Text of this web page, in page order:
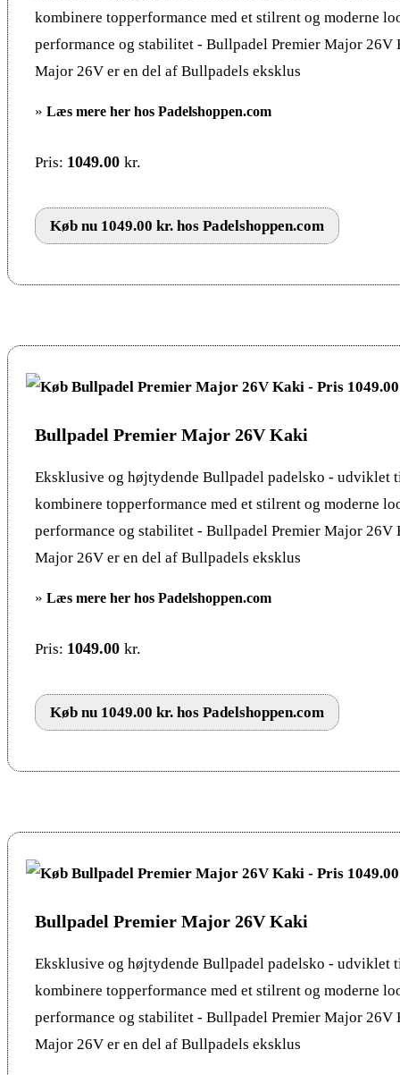
kombinere topperformance med et stilrent og moderne
performance og stabilitet - Bullpadel Premier Major 26V
Major 26V er en del af Bullpadels eksklus
» Læs mere her hos Padelshoppen.com
Pris: 1049.00 kr.
Køb nu 1049.00 kr. hos Padelshoppen.com
Bullpadel Premier Major 26V Kaki
Eksklusive og højtydende Bullpadel padelsko - udviklet
kombinere topperformance med et stilrent og moderne
performance og stabilitet - Bullpadel Premier Major 26V
Major 26V er en del af Bullpadels eksklus
» Læs mere her hos Padelshoppen.com
Pris: 1049.00 kr.
Køb nu 1049.00 kr. hos Padelshoppen.com
Bullpadel Premier Major 26V Kaki
Eksklusive og højtydende Bullpadel padelsko - udviklet
kombinere topperformance med et stilrent og moderne
performance og stabilitet - Bullpadel Premier Major 26V
Major 26V er en del af Bullpadels eksklus